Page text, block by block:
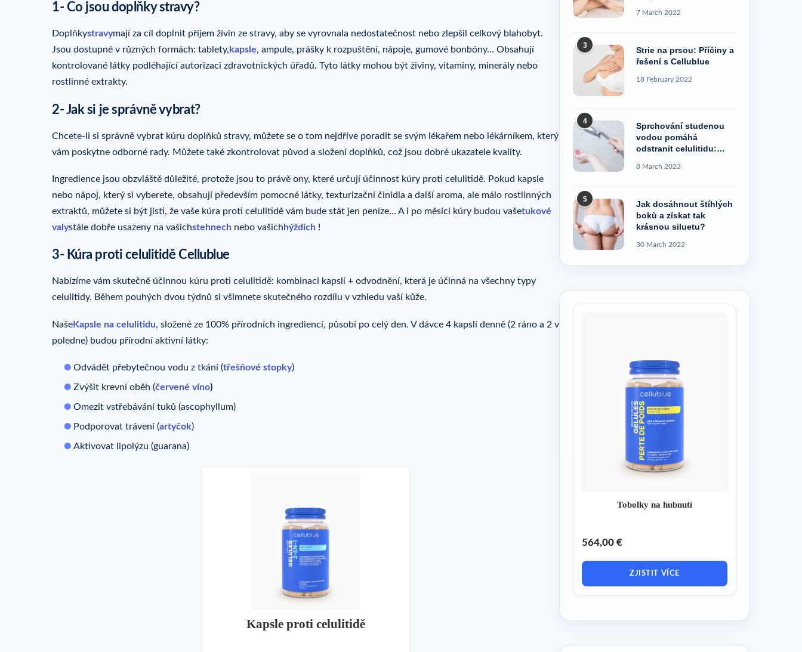
1- Co jsou doplňky stravy?
Doplňkystravymají za cíl doplnit příjem živin ze stravy, aby se vyrovnala nedostatečnost nebo zlepšil celkový blahobyt.
Jsou dostupné v různých formách: tablety, kapsle, ampule, prášky k rozpuštění, nápoje, gumové bonbóny… Obsahují
kontrolované látky podléhající autorizaci zdravotnických úřadů. Tyto látky mohou být živiny, vitaminy, minerály nebo
rostlinné extrakty.
2- Jak si je správně vybrat?
Chcete-li si správně vybrat kúru doplňků stravy, můžete se o tom nejdříve poradit se svým lékařem nebo lékárníkem, který
vám poskytne odborné rady. Můžete také zkontrolovat původ a složení doplňků, což jsou dobré ukazatele kvality.
Ingredience jsou obzvláště důležité, protože jsou to právě ony, které určují účinnost kúry proti celulitidě. Pokud kapsle
nebo nápoj, který si vyberete, obsahují především pomocné látky, texturizační činidla a další aroma, ale málo rostlinných
extraktů, můžete si být jisti, že vaše kúra proti celulitidě vám bude stát jen peníze… A i po měsíci kúry budou vašetukové
valystále dobře usazeny na vašichstehnech nebo vašich hýždích !
3- Kúra proti celulitidě Cellublue
Nabízíme vám skutečně účinnou kúru proti celulitidě: kombinaci kapslí + odvodnění, která je účinná na všechny typy
celulitidy. Během pouhých dvou týdnů si všimnete skutečného rozdílu v vzhledu vaší kůže.
NašeKapsle na celulitidu, složené ze 100% přírodních ingrediencí, působí po celý den. V dávce 4 kapslí denně (2 ráno a 2 v
poledne) budou přírodní aktivní látky:
Odvádět přebytečnou vodu z tkání (třešňové stopky)
Zvýšit krevní oběh (červené víno)
Omezit vstřebávání tuků (ascophyllum)
Podporovat trávení (artyčok)
Aktivovat lipolýzu (guarana)
Kapsle proti celulitidě
7 March 2022
3
Strie na prsou: Příčiny a
řešení s Cellublue
18 February 2022
4
Sprchování studenou
vodou pomáhá
odstranit celulitidu:
8 March 2023
5
Jak dosáhnout štíhlých
boků a získat tak
krásnou siluetu?
30 March 2022
Tobolky na hubnutí
564,00 €
ZJISTIT VÍCE